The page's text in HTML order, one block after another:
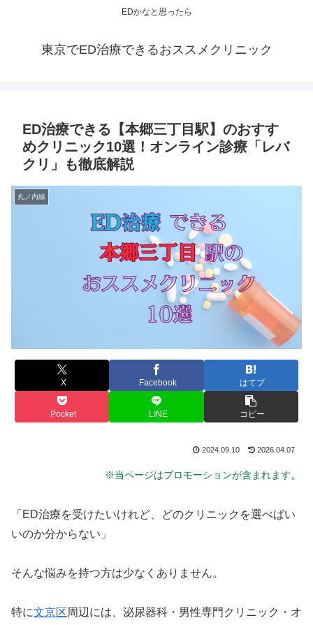
EDかなと思ったら
東京でED治療できるおススメクリニック
ED治療できる【本郷三丁目駅】のおすす
めクリニック10選！オンライン診療「レバ
クリ」も徹底解説
丸ノ内線
X Facebook はてブ
Pocket LINE コピー
2024.09.10 2026.04.07
※当ページはプロモーションが含まれます。
「ED治療を受けたいけれど、どのクリニックを選べばい
いのか分からない」
そんな悩みを持つ方は少なくありません。
特に文京区周辺には、泌尿器科・男性専門クリニック・オ